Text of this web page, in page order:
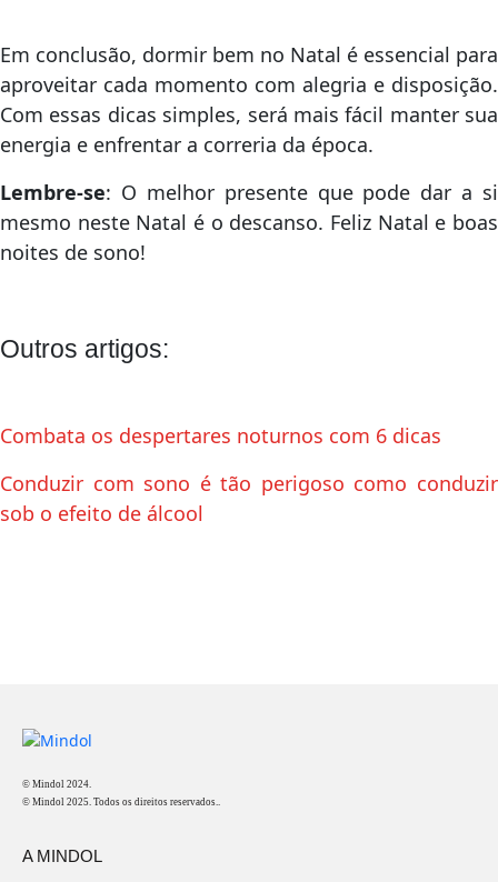
Em conclusão, dormir bem no Natal é essencial para
aproveitar cada momento com alegria e disposição.
Com essas dicas simples, será mais fácil manter sua
energia e enfrentar a correria da época.
Lembre-se: O melhor presente que pode dar a si
mesmo neste Natal é o descanso. Feliz Natal e boas
noites de sono!
Outros artigos:
Combata os despertares noturnos com 6 dicas
Conduzir com sono é tão perigoso como conduzir
sob o efeito de álcool
© Mindol 2024.
© Mindol 2025. Todos os direitos reservados..
A MINDOL